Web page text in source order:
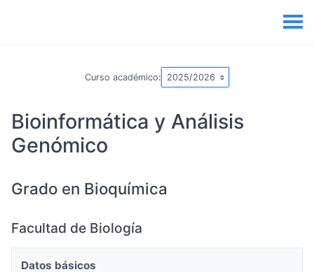
Curso académico:
Bioinformática y Análisis
Genómico
Grado en Bioquímica
Facultad de Biología
Datos básicos